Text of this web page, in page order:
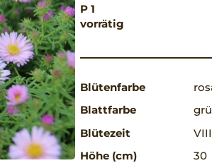
P 1
vorrätig
Blütenfarbe
Blattfarbe
Blütezeit
Höhe (cm)
30